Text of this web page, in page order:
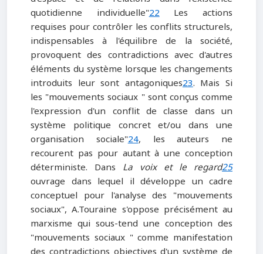
quotidienne individuelle"22Les actions
requises pour contrôler les conflits structurels,
indispensables à l'équilibre de la société,
provoquent des contradictions avec d'autres
éléments du système lorsque les changements
introduits leur sont antagoniques23. Mais Si
les "mouvements sociaux " sont conçus comme
l'expression d'un conflit de classe dans un
système politique concret et/ou dans une
organisation sociale"24, les auteurs ne
recourent pas pour autant à une conception
déterministe. Dans La voix et le regard25
ouvrage dans lequel il développe un cadre
conceptuel pour l'analyse des "mouvements
sociaux", A.Touraine s'oppose précisément au
marxisme qui sous-tend une conception des
"mouvements sociaux " comme manifestation